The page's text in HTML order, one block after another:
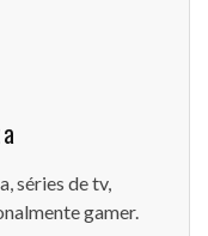
séries de tv,
gamer.